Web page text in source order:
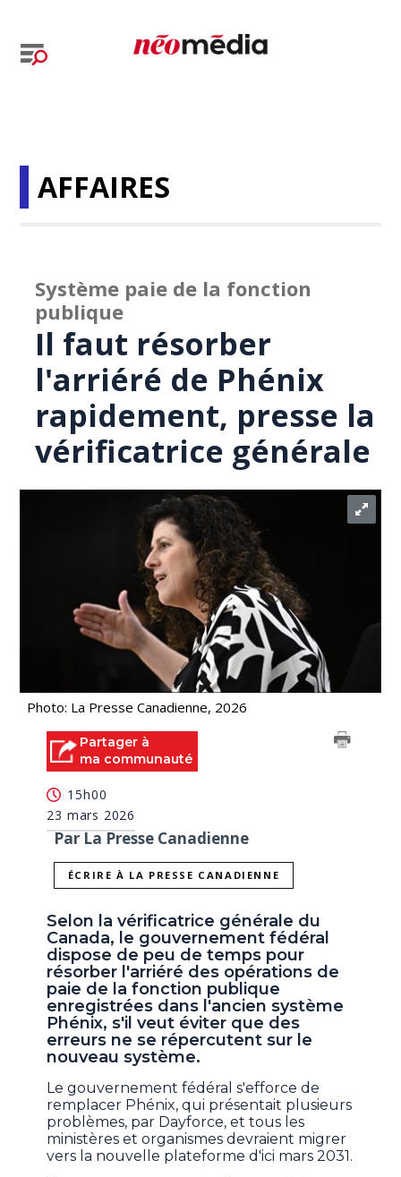
AFFAIRES
Système paie de la fonction
publique
Il faut résorber
l'arriéré de Phénix
rapidement, presse la
vérificatrice générale
Photo: La Presse Canadienne, 2026
Partager à
ma communauté
15h00
23 mars 2026
Par La Presse Canadienne
ÉCRIRE À LA PRESSE CANADIENNE
Selon la vérificatrice générale du
Canada, le gouvernement fédéral
dispose de peu de temps pour
résorber l'arriéré des opérations de
paie de la fonction publique
enregistrées dans l'ancien système
Phénix, s'il veut éviter que des
erreurs ne se répercutent sur le
nouveau système.
Le gouvernement fédéral s'efforce de
remplacer Phénix, qui présentait plusieurs
problèmes, par Dayforce, et tous les
ministères et organismes devraient migrer
vers la nouvelle plateforme d'ici mars 2031.